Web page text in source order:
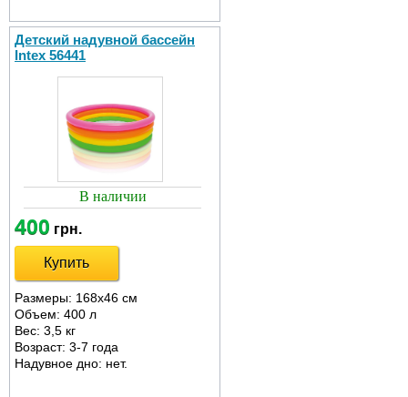
Детский надувной бассейн
Intex 56441
В наличии
400 грн.
Купить
Размеры: 168х46 см
Объем: 400 л
Вес: 3,5 кг
Возраст: 3-7 года
Надувное дно: нет.